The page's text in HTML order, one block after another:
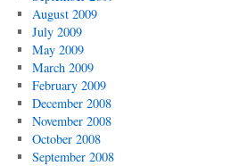
August 2009
July 2009
May 2009
March 2009
February 2009
December 2008
November 2008
October 2008
September 2008